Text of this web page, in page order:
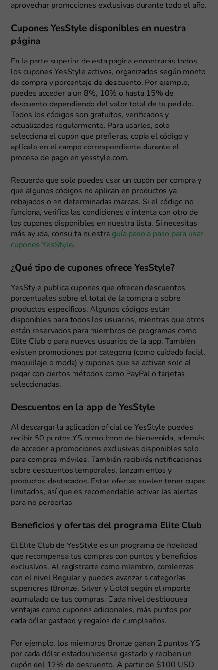
aprovechar promociones exclusivas durante todo el año.
Cupones YesStyle disponibles en nuestra
página
En la parte superior de esta página encontrarás todos
los cupones YesStyle activos, organizados según monto
de compra y porcentaje de descuento. Por ejemplo,
puedes acceder a un 8%, 10% o hasta 15% de
descuento dependiendo del valor total de tu pedido.
Todos los códigos son gratuitos, verificados y
actualizados regularmente. Para usarlos, solo
selecciona el cupón que prefieras, copia el código y
aplícalo en el campo correspondiente durante el
proceso de pago en yesstyle.com.
Recuerda que solo puedes usar un cupón por compra y
que algunos códigos no aplican en productos ya
rebajados o en determinadas marcas. Si el código no
funciona, verifica las condiciones o intenta con otro de
los cupones disponibles en nuestra lista. Si necesitas
más ayuda, consulta nuestra guía paso a paso para usar
cupones YesStyle.
¿Qué tipo de cupones ofrece YesStyle?
YesStyle publica cupones que ofrecen descuentos
porcentuales sobre el total de la compra o sobre
productos específicos. Algunos códigos están
disponibles para todos los usuarios, mientras que otros
están reservados para miembros de programas como
Elite Club o para nuevos usuarios de la app. También
existen promociones por categoría (como cuidado facial,
maquillaje o moda) y cupones que se activan solo al
pagar con ciertos métodos como PayPal o tarjetas
seleccionadas.
Descuentos en la app de YesStyle
Al descargar la aplicación oficial de YesStyle puedes
recibir 50 puntos YS como bono de bienvenida, además
de acceder a promociones exclusivas disponibles solo
para compras móviles. También recibirás notificaciones
sobre descuentos temporales, lanzamientos y
productos destacados. Estas ofertas suelen tener cupos
limitados, así que es recomendable activar las alertas
para no perderlas.
Beneficios y ofertas del programa Elite Club
El Elite Club de YesStyle es un programa de fidelidad
que recompensa tus compras con puntos y beneficios
exclusivos. Al registrarte como miembro, comienzas
con el nivel Regular y puedes avanzar a categorías
superiores (Bronze, Silver y Gold) según el importe
acumulado de tus compras. Cada nivel desbloquea
ventajas como cupones adicionales, más puntos por
cada dólar gastado y regalos de cumpleaños.
Por ejemplo, los miembros Bronze ganan 2 puntos YS
por cada dólar estadounidense gastado y reciben un
cupón del 12% de descuento. A partir de $100 USD